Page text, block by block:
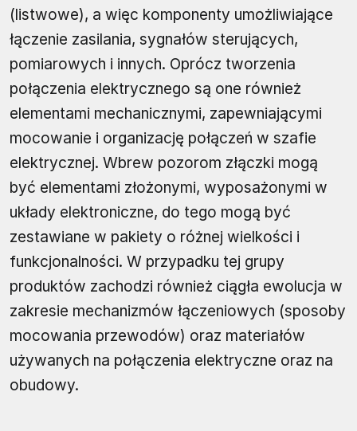
(listwowe), a więc komponenty umożliwiające
łączenie zasilania, sygnałów sterujących,
pomiarowych i innych. Oprócz tworzenia
połączenia elektrycznego są one również
elementami mechanicznymi, zapewniającymi
mocowanie i organizację połączeń w szafie
elektrycznej. Wbrew pozorom złączki mogą
być elementami złożonymi, wyposażonymi w
układy elektroniczne, do tego mogą być
zestawiane w pakiety o różnej wielkości i
funkcjonalności. W przypadku tej grupy
produktów zachodzi również ciągła ewolucja w
zakresie mechanizmów łączeniowych (sposoby
mocowania przewodów) oraz materiałów
używanych na połączenia elektryczne oraz na
obudowy.